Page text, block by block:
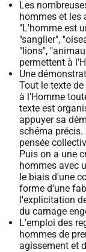
Les
hommes et les
"L'homme est
"sanglier",
"lions",
permettent à
Une
Tout le texte
à l'Homme
texte est
appuyer sa
schéma
pensée
Puis on a une
hommes avec
le biais d'une
forme d'une
l'explicitation
du carnage
L'emploi des
hommes de
agissement et